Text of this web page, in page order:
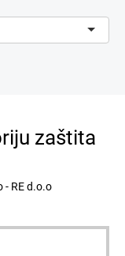
zaštita
- RE d.o.o